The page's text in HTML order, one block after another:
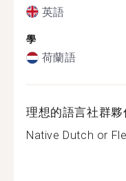
英語
學
荷蘭語
理想的語言社群夥
Native Dutch or